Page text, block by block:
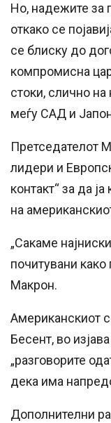
Но, надежите за
откако се
се блиску до
компромисна
стоки, слично
меѓу САД и
Претседателот
лидери и
контакт“ за да
на
„Сакаме
почитувани како
Макрон.
Американскиот
Бесент, во
„разговорите
дека има
Дополнителни